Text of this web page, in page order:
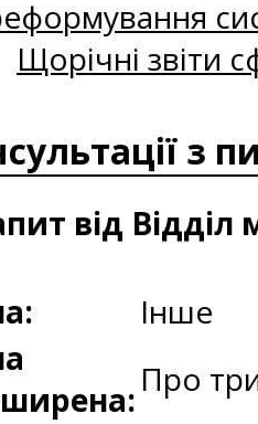
Щорічні звіти
з
від Відділ
Інше
Про